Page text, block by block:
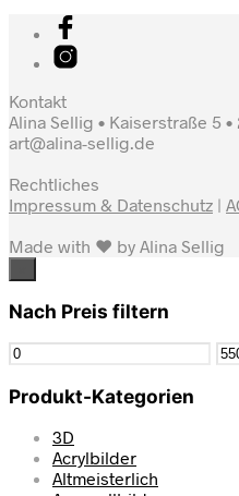
Kontakt
Alina Sellig • Kaiserstraße 5
art@alina-sellig.de
Rechtliches
Impressum & Datenschutz |
Made with ♥ by Alina Sellig
Nach Preis filtern
Produkt-Kategorien
3D
Acrylbilder
Altmeisterlich